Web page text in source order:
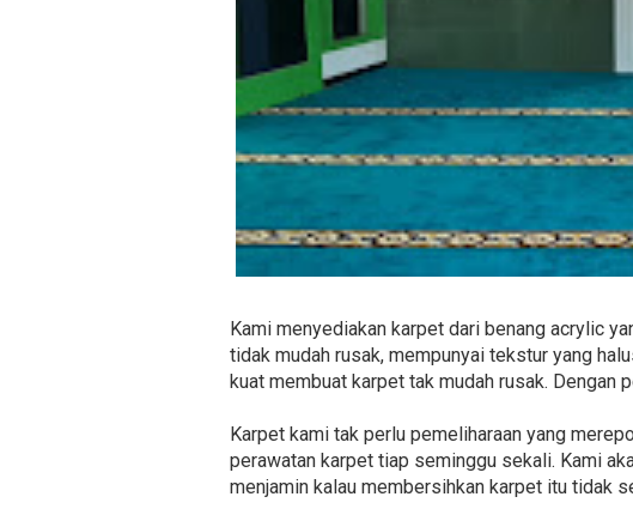
Kami menyediakan karpet dari benang acrylic
tidak mudah rusak, mempunyai tekstur yang
kuat membuat karpet tak mudah rusak. Dengan
Karpet kami tak perlu pemeliharaan yang
perawatan karpet tiap seminggu sekali. Kami
menjamin kalau membersihkan karpet itu tidak